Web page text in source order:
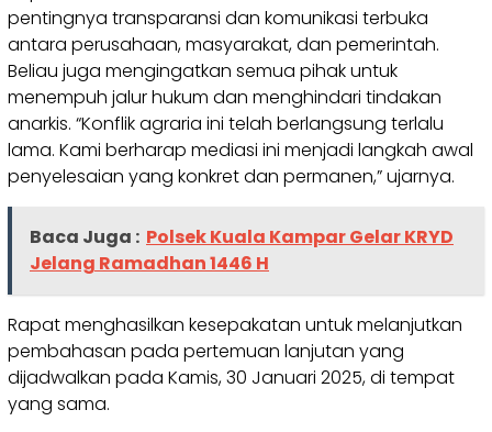
pentingnya transparansi dan komunikasi terbuka
antara perusahaan, masyarakat, dan pemerintah.
Beliau juga mengingatkan semua pihak untuk
menempuh jalur hukum dan menghindari tindakan
anarkis. “Konflik agraria ini telah berlangsung terlalu
lama. Kami berharap mediasi ini menjadi langkah awal
penyelesaian yang konkret dan permanen,” ujarnya.
Baca Juga : Polsek Kuala Kampar Gelar KRYD
Jelang Ramadhan 1446 H
Rapat menghasilkan kesepakatan untuk melanjutkan
pembahasan pada pertemuan lanjutan yang
dijadwalkan pada Kamis, 30 Januari 2025, di tempat
yang sama.